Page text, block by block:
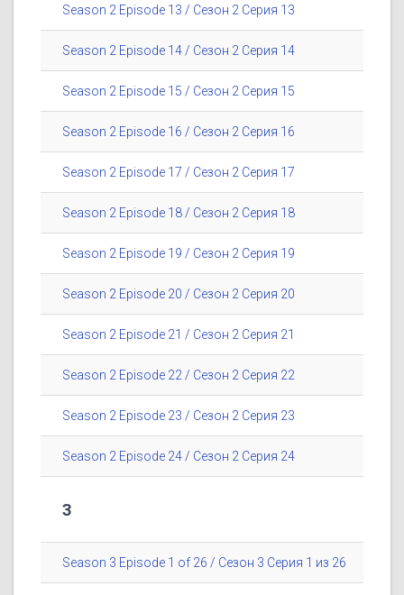
Season 2 Episode 13 / Сезон 2 Серия 13
Season 2 Episode 14 / Сезон 2 Серия 14
Season 2 Episode 15 / Сезон 2 Серия 15
Season 2 Episode 16 / Сезон 2 Серия 16
Season 2 Episode 17 / Сезон 2 Серия 17
Season 2 Episode 18 / Сезон 2 Серия 18
Season 2 Episode 19 / Сезон 2 Серия 19
Season 2 Episode 20 / Сезон 2 Серия 20
Season 2 Episode 21 / Сезон 2 Серия 21
Season 2 Episode 22 / Сезон 2 Серия 22
Season 2 Episode 23 / Сезон 2 Серия 23
Season 2 Episode 24 / Сезон 2 Серия 24
3
Season 3 Episode 1 of 26 / Сезон 3 Серия 1 из 26